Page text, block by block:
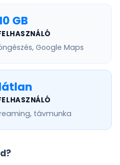
GB
Google Maps
távmunka